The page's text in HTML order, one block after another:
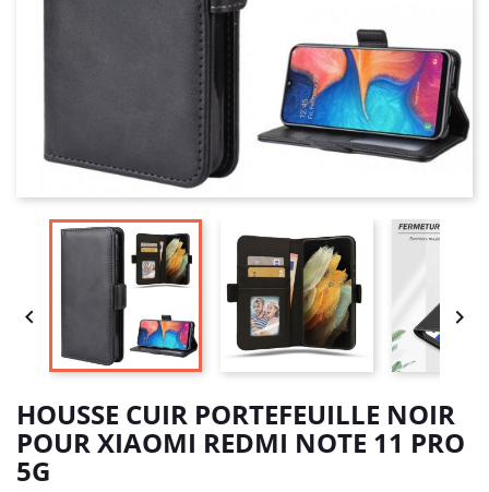
 
HOUSSE CUIR PORTEFEUILLE NOIR
POUR XIAOMI REDMI NOTE 11 PRO
5G